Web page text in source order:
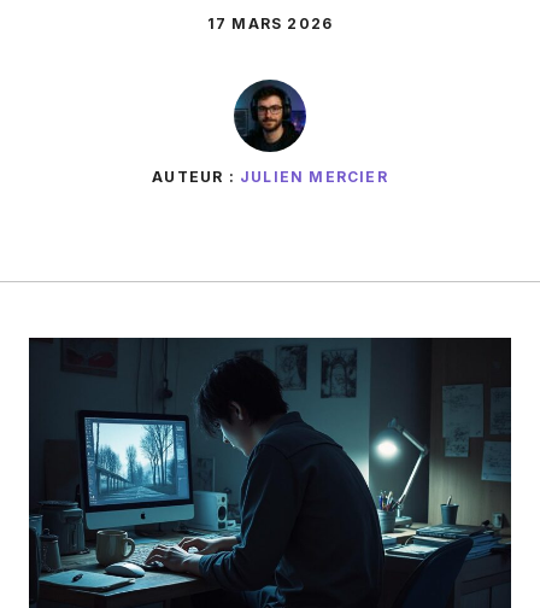
17 MARS 2026
AUTEUR : JULIEN MERCIER